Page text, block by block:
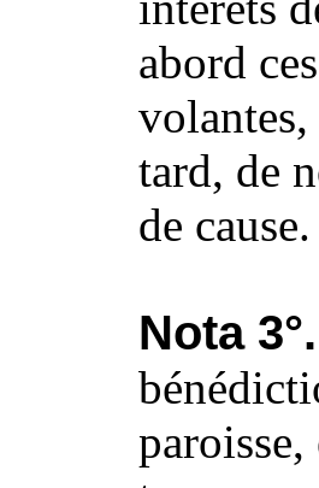
abord
tard, de
de cause.
Nota 3°.